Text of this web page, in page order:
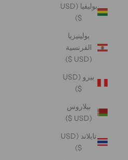
بوليفيا (USD
$)
بولينيزيا
الفرنسية
(USD $)
بيرو (USD
$)
بيلاروس
(USD $)
تايلاند (USD
$)